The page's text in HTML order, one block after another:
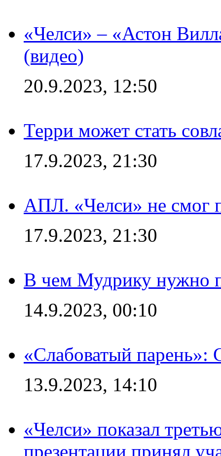
«Челси» – «Астон
(видео)
20.9.2023, 12:50
Терри может стать
17.9.2023, 21:30
АПЛ. «Челси» не смог
17.9.2023, 21:30
В чем Мудрику нужно
14.9.2023, 00:10
«Слабоватый парень»:
13.9.2023, 14:10
«Челси» показал
презентации принял